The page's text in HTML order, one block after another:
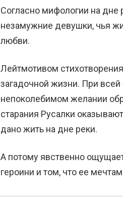
Согласно мифологии на дне
незамужние девушки, чья
любви.
Лейтмотивом
загадочной жизни. При
непоколебимом желании
старания Русалки
дано жить на дне реки.
А потому явственно
героини и том, что ее